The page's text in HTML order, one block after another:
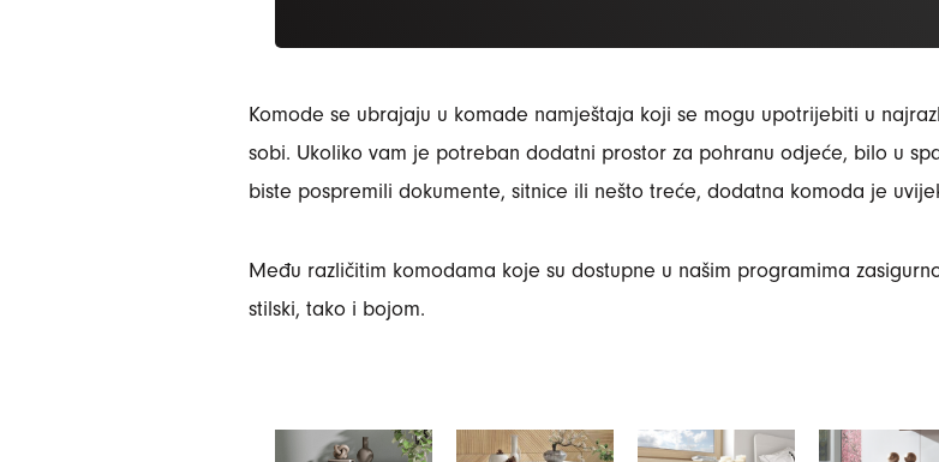
Komode se ubrajaju u komade namještaja koji se mogu upotrijebiti u
sobi. Ukoliko vam je potreban dodatni prostor za pohranu odjeće, bilo u
biste pospremili dokumente, sitnice ili nešto treće, dodatna komoda je
Među različitim komodama koje su dostupne u našim programima
stilski, tako i bojom.